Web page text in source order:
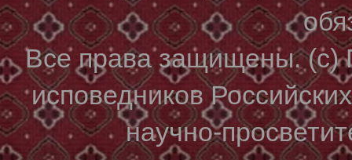
Все права защищены. (с)
исповедников
научно-